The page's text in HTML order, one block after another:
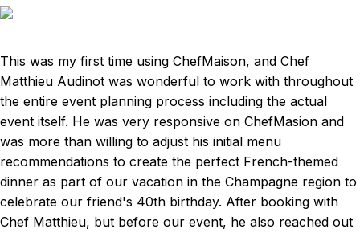
This was my first time using ChefMaison, and Chef
Matthieu Audinot was wonderful to work with throughout
the entire event planning process including the actual
event itself. He was very responsive on ChefMasion and
was more than willing to adjust his initial menu
recommendations to create the perfect French-themed
dinner as part of our vacation in the Champagne region to
celebrate our friend's 40th birthday. After booking with
Chef Matthieu, but before our event, he also reached out